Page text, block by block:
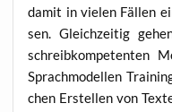
damit in vie­len Fäl­len
sen. Gleich­zei­tig
schreib­kom­pe­ten­ten
Sprach­mo­del­len
chen Erstel­len von